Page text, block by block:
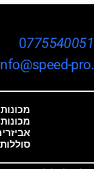
775540051
מכונות
סוללות